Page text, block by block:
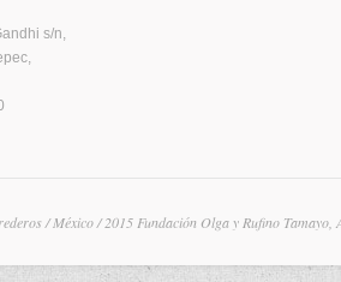
s/n,
/ México / 2015 Fundación Olga y Rufino Tamayo,